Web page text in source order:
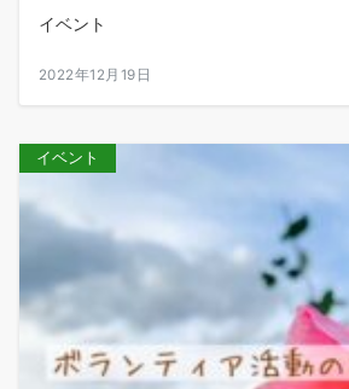
イベント
2022年12月19日
イベント